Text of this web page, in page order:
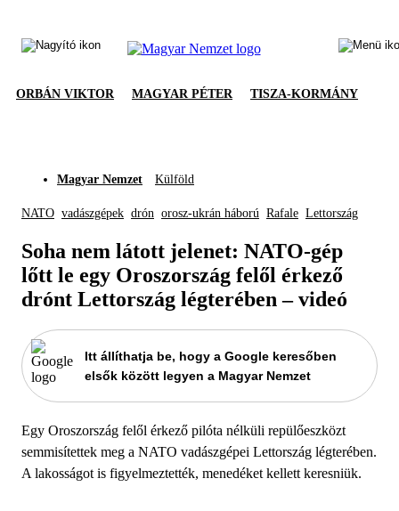
ORBÁN VIKTOR MAGYAR PÉTER TISZA-KORMÁNY
Magyar Nemzet Külföld
NATO vadászgépek drón orosz-ukrán háború Rafale Lettország
Soha nem látott jelenet: NATO-gép
lőtt le egy Oroszország felől érkező
drónt Lettország légterében – videó
Itt állíthatja be, hogy a Google keresőben
elsők között legyen a Magyar Nemzet
Egy Oroszország felől érkező pilóta nélküli repülőeszközt
semmisítettek meg a NATO vadászgépei Lettország légterében.
A lakosságot is figyelmeztették, menedéket kellett keresniük.